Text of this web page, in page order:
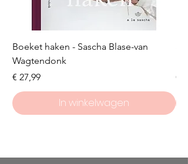
Boeket haken - Sascha Blase-van
Wagtendonk
Prijs
€ 27,99
In winkelwagen
Prijs
€